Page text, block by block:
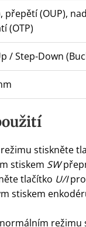
přepětí (OUP),
(OTP)
/ Step-Down
stiskněte
stiskem SW
tlačítko U/Ipro
stiskem
režimu